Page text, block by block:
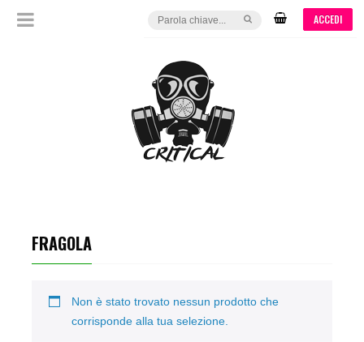
ACCEDI
FRAGOLA
Non è stato trovato nessun prodotto che
corrisponde alla tua selezione.